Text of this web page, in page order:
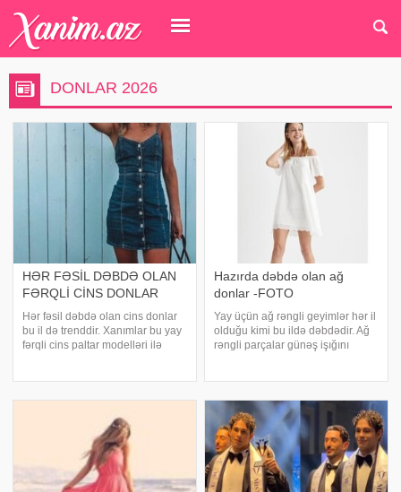
DONLAR 2026
HƏR FƏSİL DƏBDƏ OLAN
FƏRQLİ CİNS DONLAR
Hər fəsil dəbdə olan cins donlar
bu il də trenddir. Xanımlar bu yay
fərqli cins paltar modelləri ilə
edirik:
Hazırda dəbdə olan ağ
donlar -FOTO
Yay üçün ağ rəngli geyimlər hər il
olduğu kimi bu ildə dəbdədir. Ağ
rəngli parçalar günəş işığını
Buna görə də ağ donlar qadınla